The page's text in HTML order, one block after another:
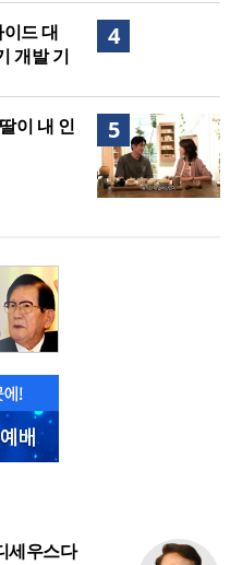
4
드 대
개발 기
5
이 내 인
세우스다